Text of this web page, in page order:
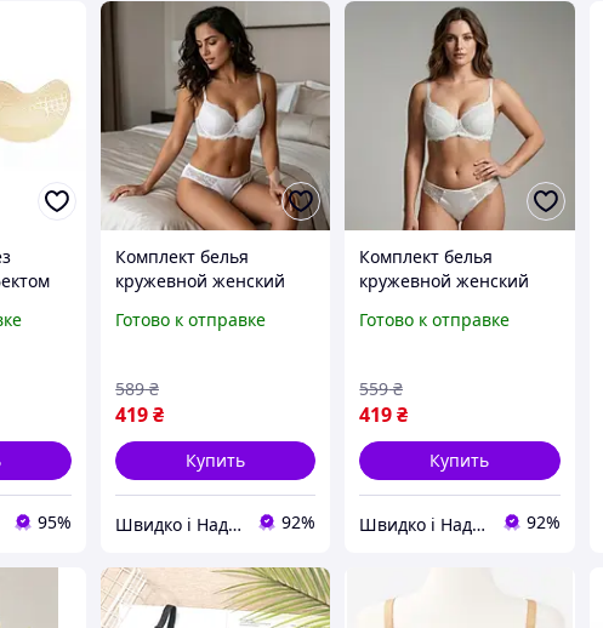
95%
Комплект белья
кружевной женский
бюстгальтер с пуш-ап
повседневной носки с
формованными
Готово к отправке
419₴
589 ₴
Купить
Швидко і Надійно 92%
Комплект белья
кружевной женский
бюстгальтер с
слепые для
повседневной носки с
косточками.
Готово к отправке
419₴
559 ₴
Купить
Швидко і Надійно 92%